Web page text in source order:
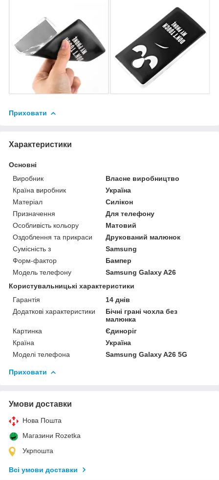
Приховати
Характеристики
Основні
Виробник
Власне виробництво
Країна виробник
Україна
Матеріал
Силікон
Призначення
Для телефону
Особливість кольору
Матовий
Оздоблення та прикраси
Друкований малюнок
Сумісність з
Samsung
Форм-фактор
Бампер
Модель телефону
Samsung Galaxy A26
Користувальницькі характеристики
Гарантія
14 днів
Додаткові характеристики
Бічні грані чохла без
малюнка
Картинка
Єдиноріг
Країна
Україна
Моделі телефона
Samsung Galaxy A26 5G
Приховати
Умови доставки
Нова Пошта
Магазини Rozetka
Укрпошта
Всі умови доставки